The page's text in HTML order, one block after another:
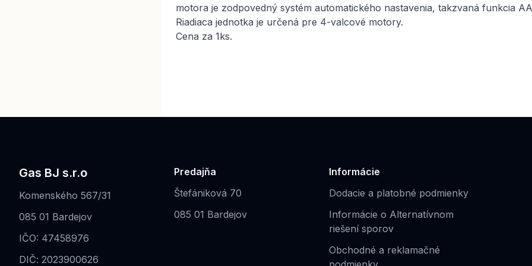
motora je zodpovedný systém automatického nastavenia, takzvaná funkcia
Riadiaca jednotka je určená pre 4-valcové motory.
Cena za 1ks.
Gas BJ s.r.o
Komenského 567/31
085 01 Bardejov
IČO: 47458976
DIČ: 2023900626
Predajňa
Štefániková 70
085 01 Bardejov
Informácie
Dodacie a platobné podmienky
Informácie o Alternatívnom
riešení sporov
Obchodné a reklamačné